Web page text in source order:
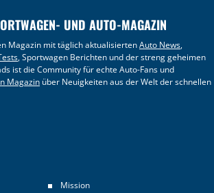
UND AUTO-MAGAZIN
Magazin mit täglich aktualisiertenAuto News,
, Sportwagen Berichten und der streng geheimen
ist die Community für echte Auto-Fans und
Magazin über Neuigkeiten aus der Welt der schnellen
Mission